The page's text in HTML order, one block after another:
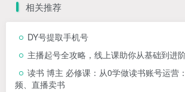
相关推荐
DY号提取手机号
主播起号全攻略，线上课助你从基础到进
读书 博主 必修课：从0学做读书账号运营
频、直播卖书